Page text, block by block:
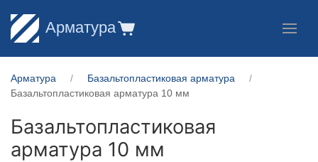
Арматура
Арматура
Базальтопластиковая арматура
Базальтопластиковая арматура 10 мм
Базальтопластиковая
арматура 10 мм